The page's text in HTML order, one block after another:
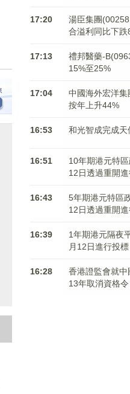
17:20
湯臣集團
合溢利同比下跌
17:13
禮邦醫藥-
15%至25%
17:04
中國海外宏洋
按年上升44%
16:53 和光智成完成
16:51
10年期港元特
12日透過重開
16:43
5年期港元特區
12日透過重開
16:39
1年期港元隔夜
月12日進行投標
16:28
香港證監會就
13年取消資格令